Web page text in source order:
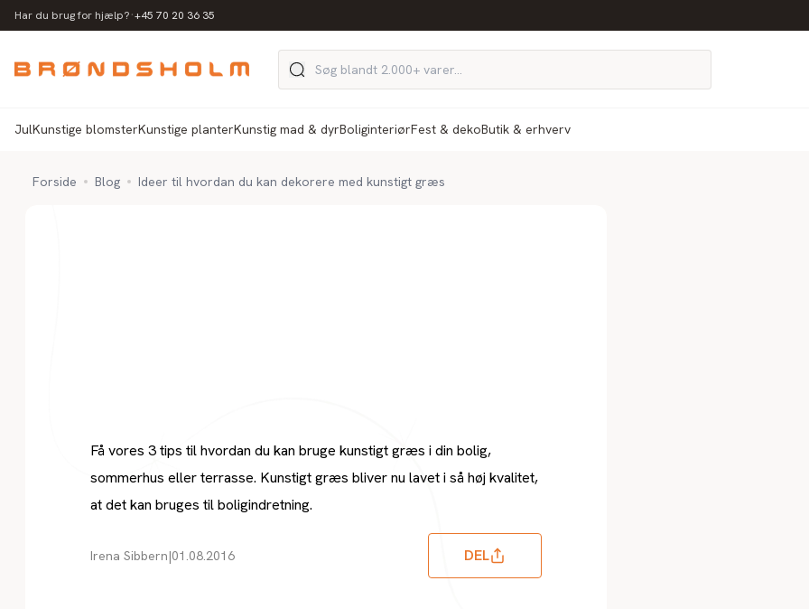
Har du brug for hjælp?·+45 70 20 36 35
JulKunstige blomsterKunstige planterKunstig mad & dyrBoliginteriørFest & dekoButik & erhverv
Forside Blog Ideer til hvordan du kan dekorere med kunstigt græs
Få vores 3 tips til hvordan du kan bruge kunstigt græs i din bolig,
sommerhus eller terrasse. Kunstigt græs bliver nu lavet i så høj kvalitet,
at det kan bruges til boligindretning.
Irena Sibbern| 01.08.2016 DEL